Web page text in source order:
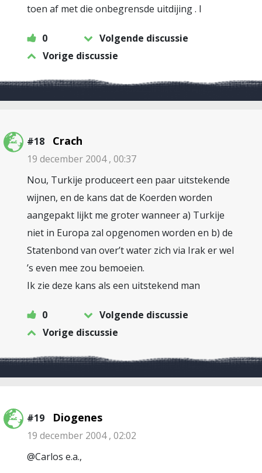
toen af met die onbegrensde uitdijing . l
0
Volgende discussie
Vorige discussie
#18 Crach
19 december 2004 , 00:37
Nou, Turkije produceert een paar uitstekende
wijnen, en de kans dat de Koerden worden
aangepakt lijkt me groter wanneer a) Turkije
niet in Europa zal opgenomen worden en b) de
Statenbond van over’t water zich via Irak er wel
’s even mee zou bemoeien.
Ik zie deze kans als een uitstekend man
0
Volgende discussie
Vorige discussie
#19 Diogenes
19 december 2004 , 02:02
@Carlos e.a.,